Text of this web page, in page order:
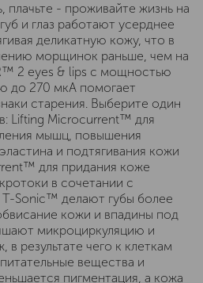
плачьте - проживайте жизнь на
и глаз работают усерднее
деликатную кожу, что в
морщинок раньше, чем на
2 eyes & lips с мощностью
до 270 мкА помогает
старения. Выберите один
Lifting Microcurrent™ для
мышц, повышения
и подтягивания кожи
для придания коже
в сочетании с
Sonic™ делают губы более
кожи и впадины под
микроциркуляцию и
результате чего к клеткам
вещества и
пигментация, а кожа